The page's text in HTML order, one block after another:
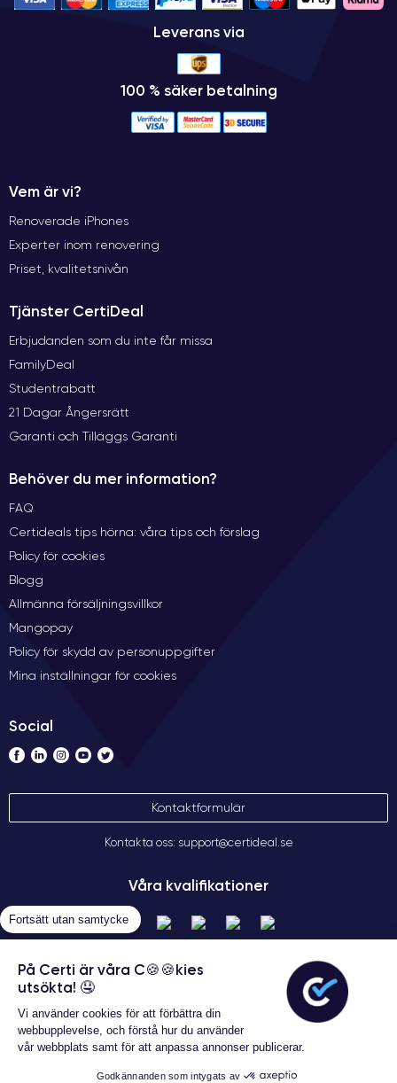
Garanterat 24 månader
Leverans via
100 % säker betalning
Vem är vi?
Renoverade iPhones
Experter inom renovering
Priset, kvalitetsnivån
Tjänster CertiDeal
Erbjudanden som du inte får missa
FamilyDeal
Studentrabatt
21 Dagar Ångersrätt
Garanti och Tilläggs Garanti
Behöver du mer information?
FAQ
Certideals tips hörna: våra tips och förslag
Policy för cookies
Blogg
Allmänna försäljningsvillkor
Mangopay
Policy för skydd av personuppgifter
Mina inställningar för cookies
Social
Kontaktformulär
Kontakta oss: support@certideal.se
Våra kvalifikationer
Allmänna försäljningsvillkor
Fortsätt utan samtycke
På Certi är våra C🍪🍪kies
utsökta! 🤤
Vi använder cookies för att förbättra din
webbupplevelse, och förstå hur du använder
vår webbplats samt för att anpassa annonser publicerar.
Godkännanden som intygats av